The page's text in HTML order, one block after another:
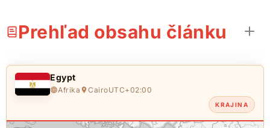
Prehľad obsahu článku
Egypt
Afrika CairoUTC+02:00
KRAJINA